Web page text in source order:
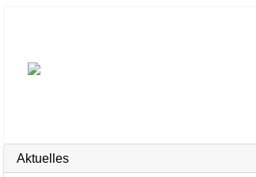
Aktuelles